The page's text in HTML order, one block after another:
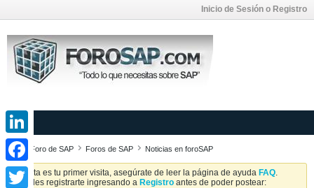
Inicio de Sesión o Registro
Foro de SAP Foros de SAP Noticias en foroSAP
Si esta es tu primer visita, asegúrate de leer la página de ayuda FAQ.
Puedes registrarte ingresando a Registro antes de poder postear:
LinkedIn
Facebook